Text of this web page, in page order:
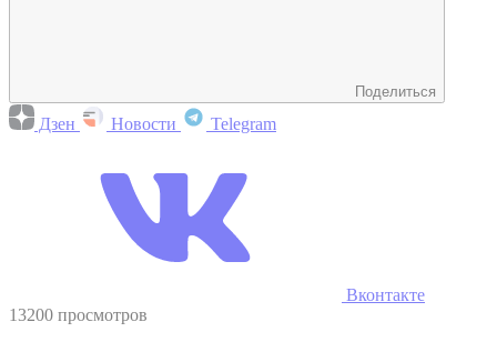
Поделиться
Дзен Новости Telegram
Вконтакте
13200 просмотров